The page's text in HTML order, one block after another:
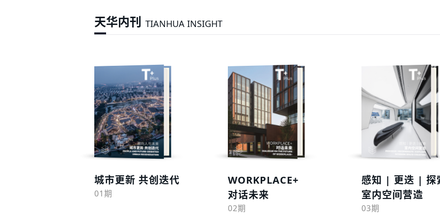
天华内刊 TIANHUA INSIGHT
预览
城市更新 共创迭代
01期
预览
WORKPLACE+
对话未来
02期
预览
感知 | 更迭 | 探
室内空间营造
03期